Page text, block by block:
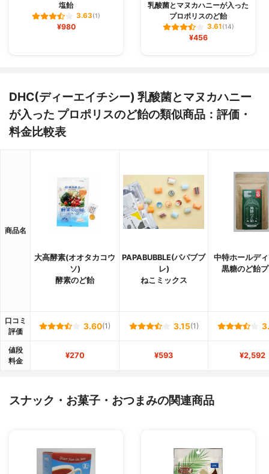
塩飴
3.63(1)
¥980
乳酸菌とマヌカハニーが入った
プロポリスのど飴
3.61(14)
¥456
DHC(ディーエイチシー) 乳酸菌とマヌカハニー
が入った プロポリスのど飴の類似商品：評価・
料金比較表
商品名
大高酵素(オオタカコウ
ソ)
酵素のど飴
PAPABUBBLE(パパブブ
レ)
ねこミックス
中特ホールデ
黒糖のど飴
口コミ
評価
3.60(1) 3.15(1)
値段
料金
¥270 ¥593 ¥2,592
スナック・お菓子・おつまみの関連商品